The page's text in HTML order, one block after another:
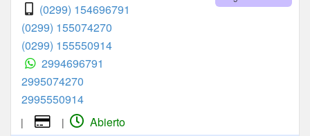
(0299) 154696791
(0299) 155074270
(0299) 155550914
2994696791
2995074270
2995550914
| | Abierto